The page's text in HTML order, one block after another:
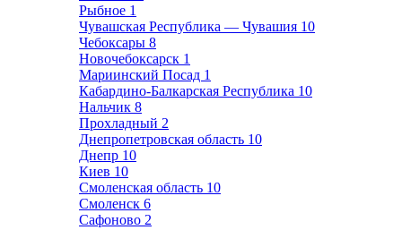
Рыбное 1
Чувашская Республика — Чувашия 10
Чебоксары 8
Новочебоксарск 1
Мариинский Посад 1
Кабардино-Балкарская Республика 10
Нальчик 8
Прохладный 2
Днепропетровская область 10
Днепр 10
Киев 10
Смоленская область 10
Смоленск 6
Сафоново 2